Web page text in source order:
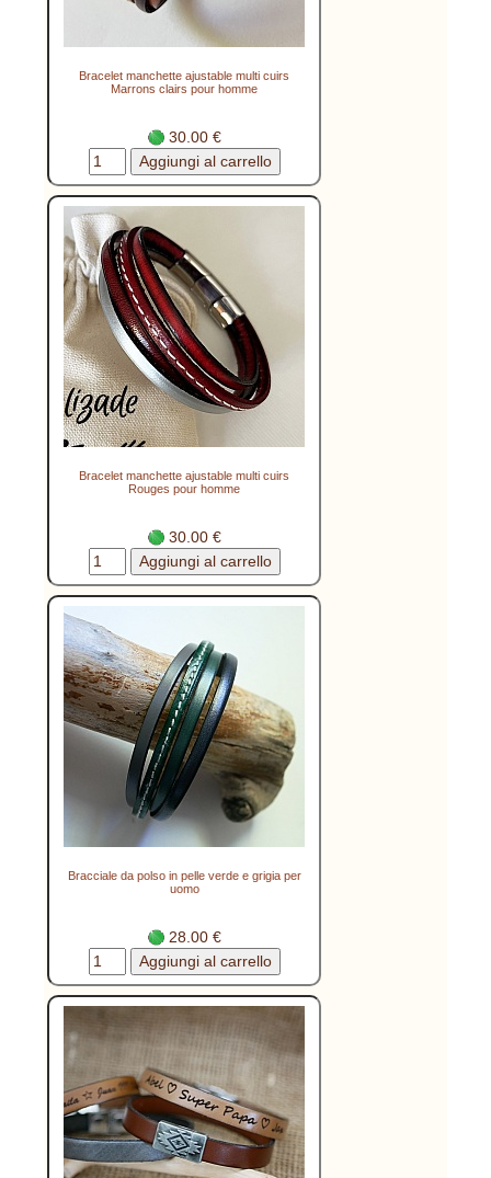
Bracelet manchette ajustable multi cuirs
Marrons clairs pour homme
30.00 €
Bracelet manchette ajustable multi cuirs
Rouges pour homme
30.00 €
Bracciale da polso in pelle verde e grigia per
uomo
28.00 €